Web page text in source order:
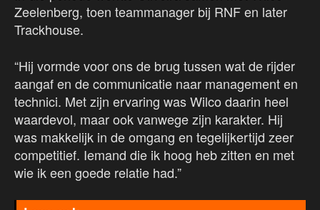
Zeelenberg, toen teammanager bij RNF en later
Trackhouse.
“Hij vormde voor ons de brug tussen wat de rijder
aangaf en de communicatie naar management en
technici. Met zijn ervaring was Wilco daarin heel
waardevol, maar ook vanwege zijn karakter. Hij
was makkelijk in de omgang en tegelijkertijd zeer
competitief. Iemand die ik hoog heb zitten en met
wie ik een goede relatie had.”